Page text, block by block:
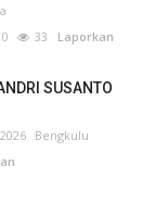
0 33 Laporkan
SUSANTO
Bengkulu